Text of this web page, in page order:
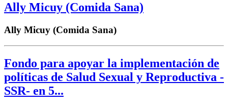
Ally Micuy (Comida Sana)
Ally Micuy (Comida Sana)
Fondo para apoyar la implementación de
políticas de Salud Sexual y Reproductiva -
SSR- en 5...